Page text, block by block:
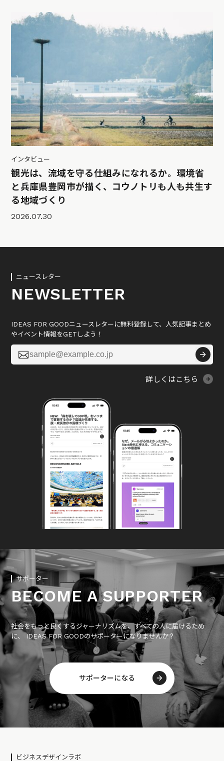
インタビュー
観光は、流域を守る仕組みになれるか。環境省
と兵庫県豊岡市が描く、コウノトリも人も共生す
る地域づくり
2026.07.30
ニュースレター
NEWSLETTER
IDEAS FOR GOODニュースレターに無料登録して、人気記事まとめ
やイベント情報をGETしよう！

詳しくはこちら
サポーター
BECOME A SUPPORTER
社会をもっと良くするジャーナリズムを、すべての人に届けるため
に、 IDEAS FOR GOODのサポーターになりませんか？
サポーターになる
ビジネスデザインラボ